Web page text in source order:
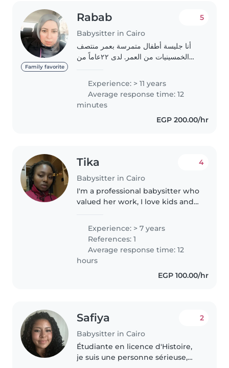
Family favorite
Rabab
Babysitter in Cairo
5
أنا جليسة أطفال متمرسة بعمر منتصف
الخمسينيات من العمر. لدى ٢٢عاماً من
الأعمار، بما في ذلك الرضع والأطفال
الصغار والمتوسطين والكبار. أتمتع بصفات
المسؤولية..
Experience: > 11 years
Average response time: 12
minutes
EGP 200.00/hr
Tika
Babysitter in Cairo
4
I'm a professional babysitter who
valued her work, I love kids and
ready to resume work
immediately
Experience: > 7 years
References: 1
Average response time: 12
hours
EGP 100.00/hr
Safiya
Babysitter in Cairo
2
Étudiante en licence d'Histoire,
je suis une personne sérieuse,